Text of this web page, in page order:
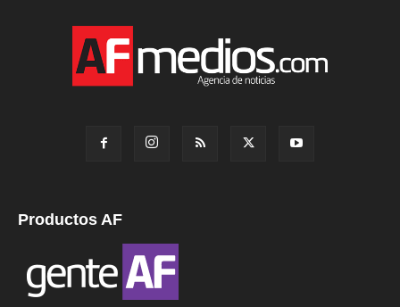
Productos AF